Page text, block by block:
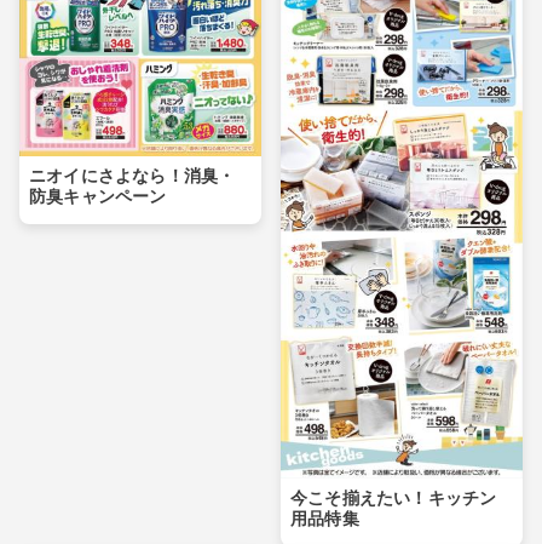
ニオイにさよなら！消臭・
防臭キャンペーン
今こそ揃えたい！キッチン
用品特集